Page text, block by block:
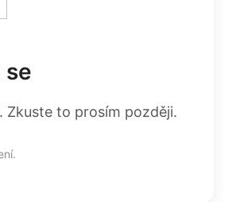
se
Zkuste to prosím později.